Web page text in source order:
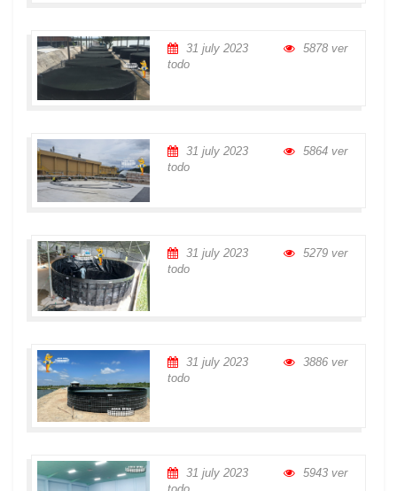
31 july 2023
5878 ver
todo
31 july 2023
5864 ver
todo
31 july 2023
5279 ver
todo
31 july 2023
3886 ver
todo
31 july 2023
5943 ver